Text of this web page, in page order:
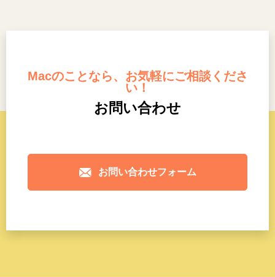
Macのことなら、お気軽にご相談くださ
い！
お問い合わせ
お問い合わせフォーム